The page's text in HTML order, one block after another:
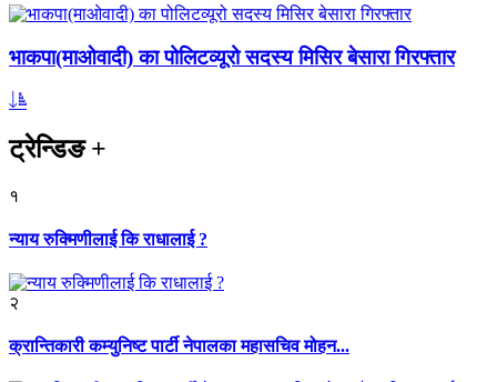
भाकपा(माओवादी) का पोलिटव्यूरो सदस्य मिसिर बेसारा गिरफ्तार
ट्रेन्डिङ+
१
न्याय रुक्मिणीलाई कि राधालाई ?
२
क्रान्तिकारी कम्युनिष्ट पार्टी नेपालका महासचिव मोहन...